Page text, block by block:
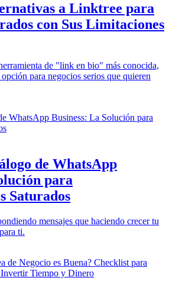
a Linktree para
con Sus Limitaciones
de "link en bio" más conocida,
para negocios serios que quieren
de WhatsApp
para
Saturados
mensajes que haciendo crecer tu
ti.